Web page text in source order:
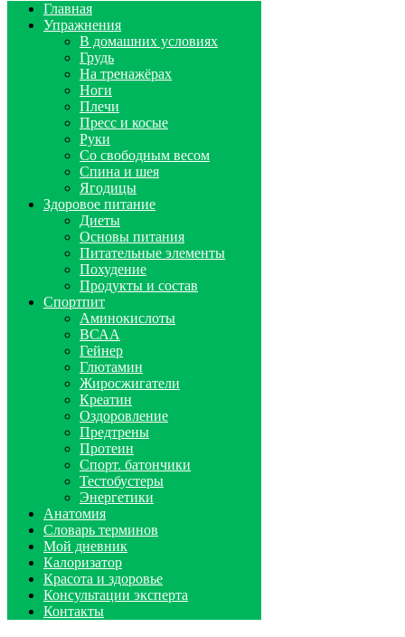
Главная
Упражнения
В домашних условиях
Грудь
На тренажёрах
Ноги
Плечи
Пресс и косые
Руки
Со свободным весом
Спина и шея
Ягодицы
Здоровое питание
Диеты
Основы питания
Питательные элементы
Похудение
Продукты и состав
Спортпит
Аминокислоты
ВСАА
Гейнер
Глютамин
Жиросжигатели
Креатин
Оздоровление
Предтрены
Протеин
Спорт. батончики
Тестобустеры
Энергетики
Анатомия
Словарь терминов
Мой дневник
Калоризатор
Красота и здоровье
Консультации эксперта
Контакты